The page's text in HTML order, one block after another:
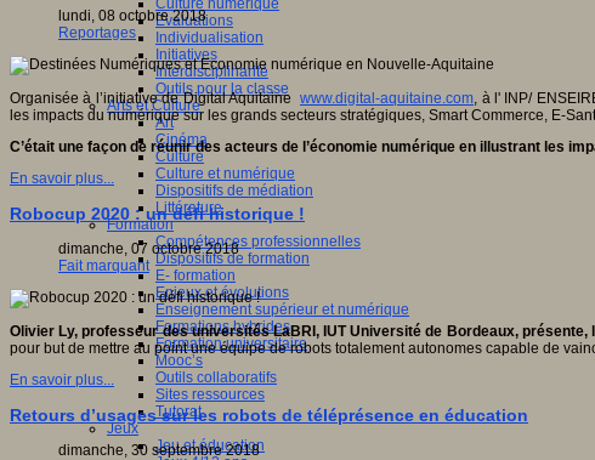
Culture numérique
Evaluations
Individualisation
Initiatives
Interdisciplinarité
Outils pour la classe
Arts et Culture
Art
Cinéma
Culture
Culture et numérique
Dispositifs de médiation
Littérature
Formation
Compétences professionnelles
Dispositifs de formation
E- formation
Enjeux et évolutions
Enseignement supérieur et numérique
Formations hybrides
Formation universitaire
Mooc’s
Outils collaboratifs
Sites ressources
Tutorat
Jeux
Jeu et éducation
lundi, 08 octobre 2018
Reportages
Organisée à l’initiative de Digital Aquitainewww.digital-aquitaine.com, à l' INP/
les impacts du numérique sur les grands secteurs stratégiques, Smart Commerce, E-
C’était une façon de réunir des acteurs de l’économie numérique en illustrant les
En savoir plus...
Robocup 2020 : un défi historique !
dimanche, 07 octobre 2018
Fait marquant
Olivier Ly, professeur des universités LaBRI, IUT Université de Bordeaux, présente,
pour but de mettre au point une équipe de robots totalement autonomes capable de
En savoir plus...
Retours d’usages sur les robots de téléprésence en éducation
dimanche, 30 septembre 2018